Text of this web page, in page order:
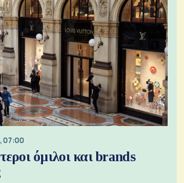
07:00
όμιλοι και brands